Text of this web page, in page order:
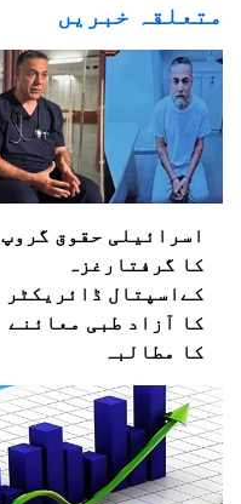
متعلقہ خبریں
اسرائیلی حقوق گروپ
کا گرفتارغزہ
کےاسپتال ڈائریکٹر
کا آزاد طبی معائنے
کا مطالبہ